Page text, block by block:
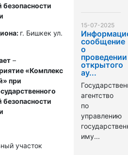
безопасности
г. Бишкек ул.
–
«Комплекс
при
безопасности
участок
15-07-2025
сообщение
о
проведении
открытого
ау...
агентство
по
управлению
иму...